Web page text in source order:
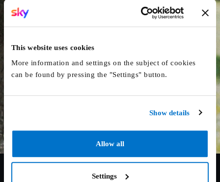
This website uses cookies
More information and settings on the subject of cookies
can be found by pressing the "Settings" button.
Show details
Allow all
Settings
Waldemar Velte und Kurt Sandweg flüchten aus Nazi-